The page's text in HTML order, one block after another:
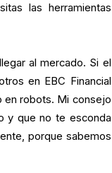
las herramientas
al mercado. Si el
en EBC Financial
en robots. Mi consejo
y que no te esconda
porque sabemos